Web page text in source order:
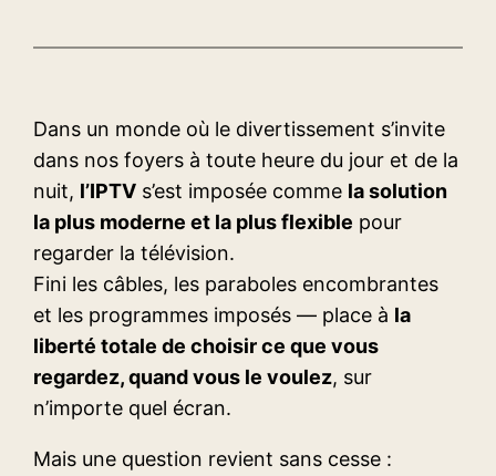
Dans un monde où le divertissement s’invite
dans nos foyers à toute heure du jour et de la
nuit, l’IPTV s’est imposée comme la solution
la plus moderne et la plus flexible pour
regarder la télévision.
Fini les câbles, les paraboles encombrantes
et les programmes imposés — place à la
liberté totale de choisir ce que vous
regardez, quand vous le voulez, sur
n’importe quel écran.
Mais une question revient sans cesse :